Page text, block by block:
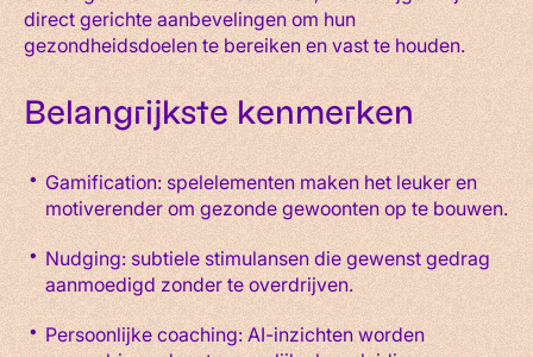
direct gerichte aanbevelingen om hun
gezondheidsdoelen te bereiken en vast te houden.
Belangrijkste kenmerken
Gamification: spelelementen maken het leuker en
motiverender om gezonde gewoonten op te bouwen.
Nudging: subtiele stimulansen die gewenst gedrag
aanmoedigd zonder te overdrijven.
Persoonlijke coaching: AI-inzichten worden